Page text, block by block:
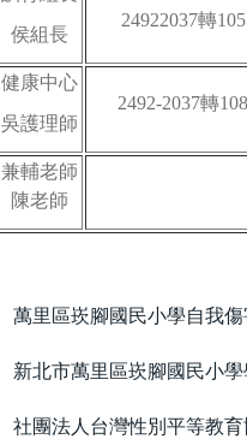
侯組長
24922037轉105
健康中心
吳護理師
2492-2037轉108
兼輔老師
陳老師
萬里區崁腳國民小學自我
新北市萬里區崁腳國民小
社團法人台灣性別平等教